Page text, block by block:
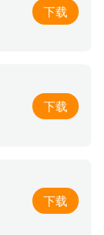
下载
下载
下载